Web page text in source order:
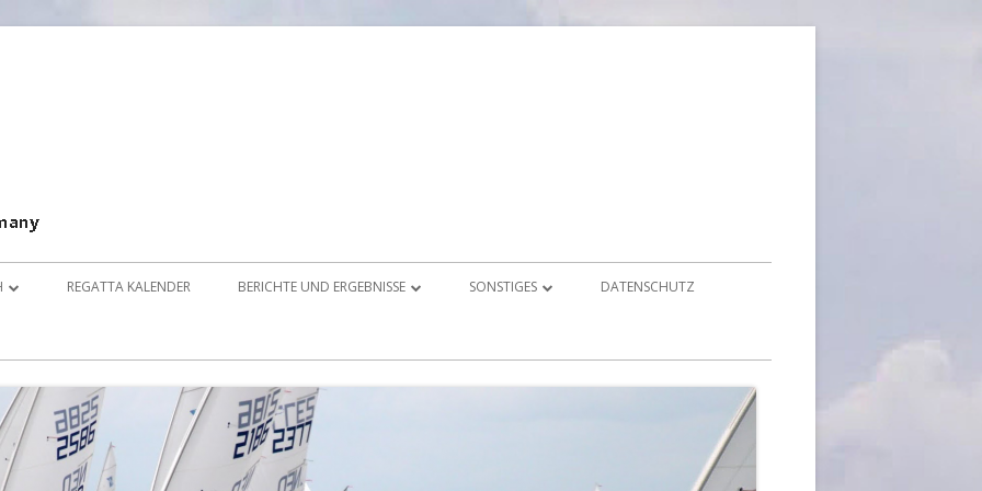
& FOTOS
REGATTA KALENDER BERICHTE UND ERGEBNISSE
2016
2015
SONSTIGES DATENSCHUTZ